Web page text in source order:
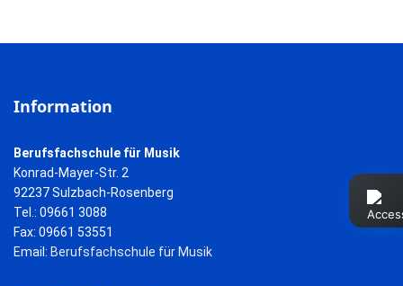
Information
Berufsfachschule für Musik
Konrad-Mayer-Str. 2
92237 Sulzbach-Rosenberg
Tel.: 09661 3088
Fax: 09661 53551
Email: Berufsfachschule für Musik